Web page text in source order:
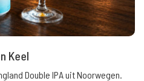
Keel
Double IPA uit Noorwegen.